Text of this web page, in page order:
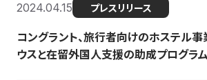
2024.04.15 プレスリリース
コングラント、旅行者向けのホステル
ウスと在留外国人支援の助成プログラ